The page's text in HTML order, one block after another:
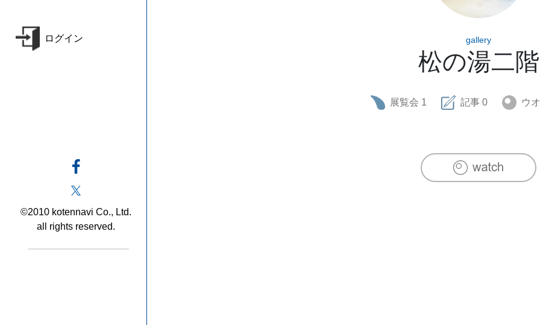
ログイン
©2010 kotennavi Co., Ltd.
all rights reserved.
gallery
松の湯二階
展覧会 1 記事 0 ウ